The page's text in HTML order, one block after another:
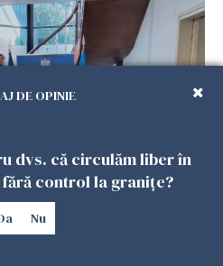
sau alte urgențe?
Roma promite
DE OPINIE
dvs. că circulăm liber în
control la granițe?
Nu